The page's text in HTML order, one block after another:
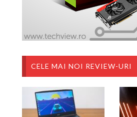
CELE MAI NOI REVIEW-URI